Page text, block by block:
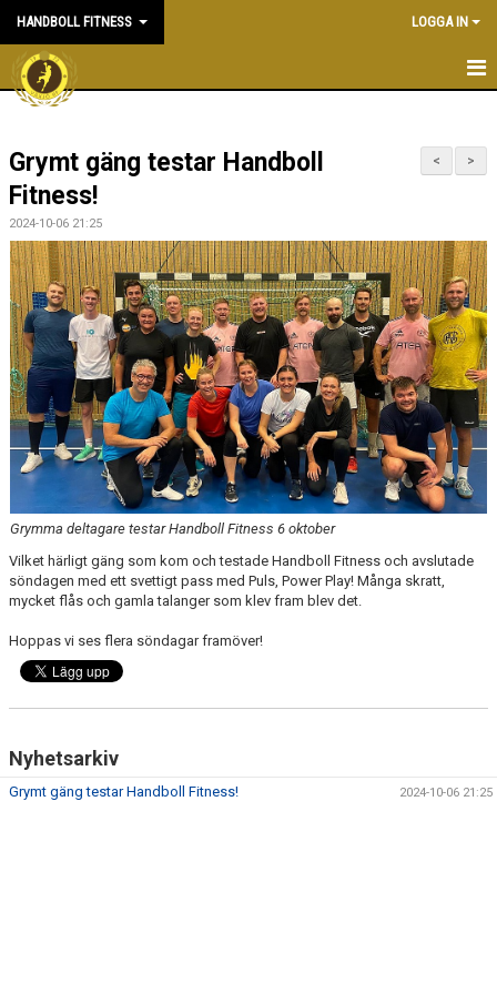
HANDBOLL FITNESS LOGGA IN
HEM
NYHETER
KONTAKT
KALENDER
>
<
Grymt gäng testar Handboll
Fitness!
2024-10-06 21:25
Grymma deltagare testar Handboll Fitness 6 oktober
Vilket härligt gäng som kom och testade Handboll Fitness och avslutade
söndagen med ett svettigt pass med Puls, Power Play! Många skratt,
mycket flås och gamla talanger som klev fram blev det.
Hoppas vi ses flera söndagar framöver!
Nyhetsarkiv
Grymt gäng testar Handboll Fitness! 2024-10-06 21:25